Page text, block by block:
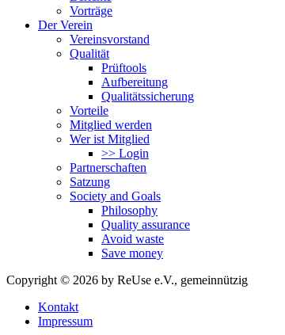
Vorträge
Der Verein
Vereinsvorstand
Qualität
Prüftools
Aufbereitung
Qualitätssicherung
Vorteile
Mitglied werden
Wer ist Mitglied
>> Login
Partnerschaften
Satzung
Society and Goals
Philosophy
Quality assurance
Avoid waste
Save money
Copyright © 2026 by ReUse e.V., gemeinnützig
Kontakt
Impressum